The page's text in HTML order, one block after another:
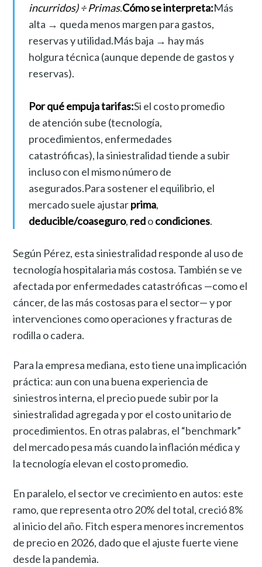
incurridos) ÷ Primas.Cómo se interpreta:Más
alta → queda menos margen para gastos,
reservas y utilidad.Más baja → hay más
holgura técnica (aunque depende de gastos y
reservas).
Por qué empuja tarifas:Si el costo promedio
de atención sube (tecnología,
procedimientos, enfermedades
catastróficas), la siniestralidad tiende a subir
incluso con el mismo número de
asegurados.Para sostener el equilibrio, el
mercado suele ajustarprima,
deducible/coaseguro, redocondiciones.
Según Pérez, esta siniestralidad responde al uso de
tecnología hospitalaria más costosa. También se ve
afectada por enfermedades catastróficas —como el
cáncer, de las más costosas para el sector— y por
intervenciones como operaciones y fracturas de
rodilla o cadera.
Para la empresa mediana, esto tiene una implicación
práctica: aun con una buena experiencia de
siniestros interna, el precio puede subir por la
siniestralidad agregada y por el costo unitario de
procedimientos. En otras palabras, el “benchmark”
del mercado pesa más cuando la inflación médica y
la tecnología elevan el costo promedio.
En paralelo, el sector ve crecimiento en autos: este
ramo, que representa otro 20% del total, creció 8%
al inicio del año. Fitch espera menores incrementos
de precio en 2026, dado que el ajuste fuerte viene
desde la pandemia.